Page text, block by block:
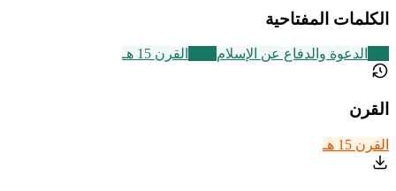
الكلمات المفتاحية
الدعوة والدفاع عن الإسلام القرن 15 هـ
القرن
القرن 15 هـ